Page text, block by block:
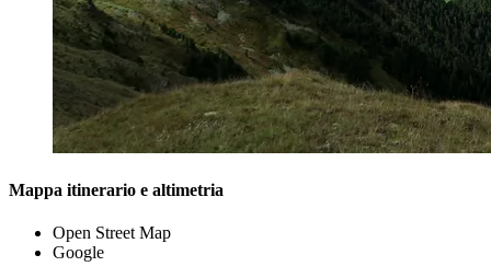
Mappa itinerario e altimetria
Open Street Map
Google